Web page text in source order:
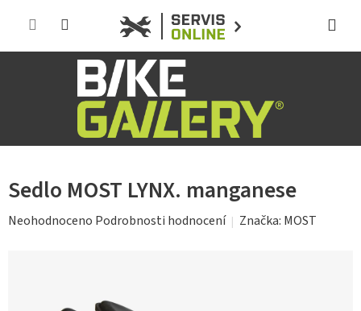
Sedlo MOST LYNX. manganese
Průměrné
Neohodnoceno Podrobnosti hodnocení Značka: MOST